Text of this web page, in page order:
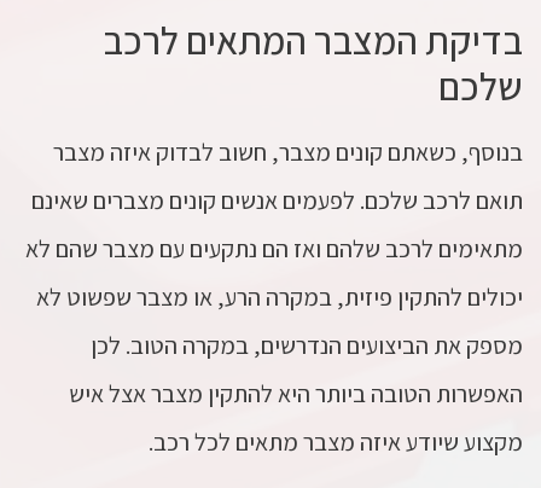
בדיקת המצבר המתאים לרכב
שלכם
בנוסף, כשאתם קונים מצבר, חשוב לבדוק איזה מצבר
תואם לרכב שלכם. לפעמים אנשים קונים מצברים שאינם
מתאימים לרכב שלהם ואז הם נתקעים עם מצבר שהם לא
יכולים להתקין פיזית, במקרה הרע, או מצבר שפשוט לא
מספק את הביצועים הנדרשים, במקרה הטוב. לכן
האפשרות הטובה ביותר היא להתקין מצבר אצל איש
מקצוע שיודע איזה מצבר מתאים לכל רכב.